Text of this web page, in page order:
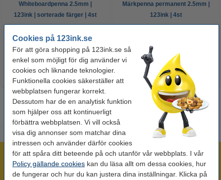
Cookies på 123ink.se
För att göra shopping på 123ink.se så
enkel som möjligt för dig använder vi
cookies och liknande teknologier.
Funktionella cookies säkerställer att
webbplatsen fungerar korrekt.
Dessutom har de en analytisk funktion
som hjälper oss att kontinuerligt
förbättra webbplatsen. Vi vill också
visa dig annonser som matchar dina
intressen och använder därför cookies
för att spåra ditt beteende på och utanför vår webbplats. I vår
Policy gällande cookies kan du läsa allt om dessa cookies, hur
de fungerar och hur du kan justera dina inställningar. Klicka på
Whiteboardpenna 2.5mm |
123ink | sorterade färger | 4st
60 kr Inkl. 25% Moms
Märkpenna permanent 2.5mm |
123ink | 4st
Mer än 300.000 kunder!
Beställ innan 16:00 så skickar vi idag!